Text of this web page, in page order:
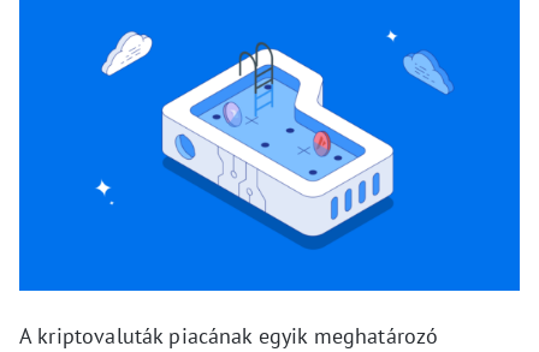
A kriptovaluták piacának egyik meghatározó